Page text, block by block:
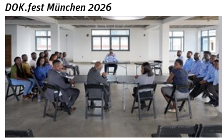
DOK.fest München 2026